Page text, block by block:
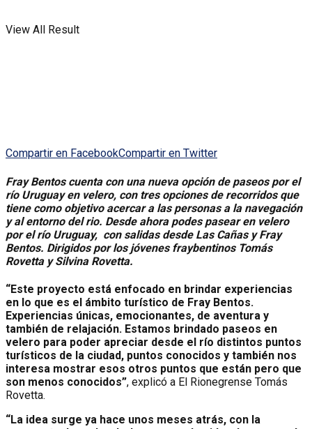
View All Result
Compartir en FacebookCompartir en Twitter
Fray Bentos cuenta con una nueva opción de paseos por el
río Uruguay en velero, con tres opciones de recorridos que
tiene como objetivo acercar a las personas a la navegación
y al entorno del rio. Desde ahora podes pasear en velero
por el río Uruguay, con salidas desde Las Cañas y Fray
Bentos. Dirigidos por los jóvenes fraybentinos Tomás
Rovetta y Silvina Rovetta.
“Este proyecto está enfocado en brindar experiencias
en lo que es el ámbito turístico de Fray Bentos.
Experiencias únicas, emocionantes, de aventura y
también de relajación. Estamos brindado paseos en
velero para poder apreciar desde el río distintos puntos
turísticos de la ciudad, puntos conocidos y también nos
interesa mostrar esos otros puntos que están pero que
son menos conocidos”, explicó a El Rionegrense Tomás
Rovetta.
“La idea surge ya hace unos meses atrás, con la